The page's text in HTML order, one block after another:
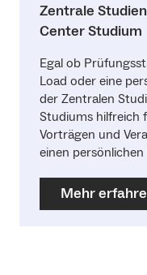
Zentrale
Center Studium
Egal ob
Load oder eine
der Zentralen
Studiums hilfreich
Vorträgen und
einen
Mehr